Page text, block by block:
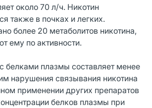
около 70 л/ч. Никотин
также в почках и легких.
более 20 метаболитов никотина,
ему по активности.
белками плазмы составляет менее
нарушения связывания никотина
применении других препаратов
белков плазмы при